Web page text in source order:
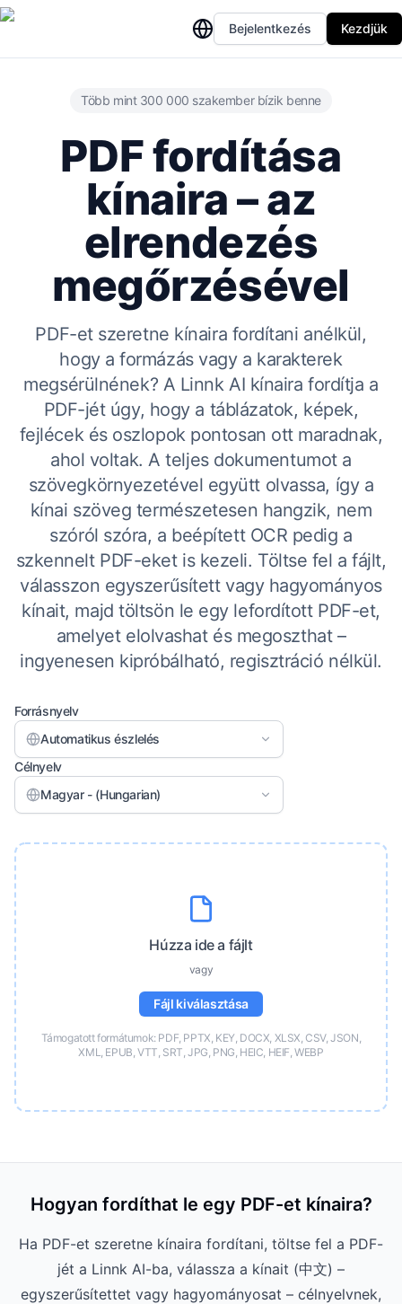
Bejelentkezés Kezdjük
Több mint 300 000 szakember bízik benne
PDF fordítása
kínaira – az
elrendezés
megőrzésével
PDF-et szeretne kínaira fordítani anélkül,
hogy a formázás vagy a karakterek
megsérülnének? A Linnk AI kínaira fordítja a
PDF-jét úgy, hogy a táblázatok, képek,
fejlécek és oszlopok pontosan ott maradnak,
ahol voltak. A teljes dokumentumot a
szövegkörnyezetével együtt olvassa, így a
kínai szöveg természetesen hangzik, nem
szóról szóra, a beépített OCR pedig a
szkennelt PDF-eket is kezeli. Töltse fel a fájlt,
válasszon egyszerűsített vagy hagyományos
kínait, majd töltsön le egy lefordított PDF-et,
amelyet elolvashat és megoszthat –
ingyenesen kipróbálható, regisztráció nélkül.
Forrásnyelv
Automatikus észlelés
Célnyelv
Magyar - (Hungarian)
Húzza ide a fájlt
vagy
Fájl kiválasztása
Támogatott formátumok: PDF, PPTX, KEY, DOCX, XLSX, CSV, JSON,
XML, EPUB, VTT, SRT, JPG, PNG, HEIC, HEIF, WEBP
Hogyan fordíthat le egy PDF-et kínaira?
Ha PDF-et szeretne kínaira fordítani, töltse fel a PDF-
jét a Linnk AI-ba, válassza a kínait (中文) –
egyszerűsítettet vagy hagyományosat – célnyelvnek,